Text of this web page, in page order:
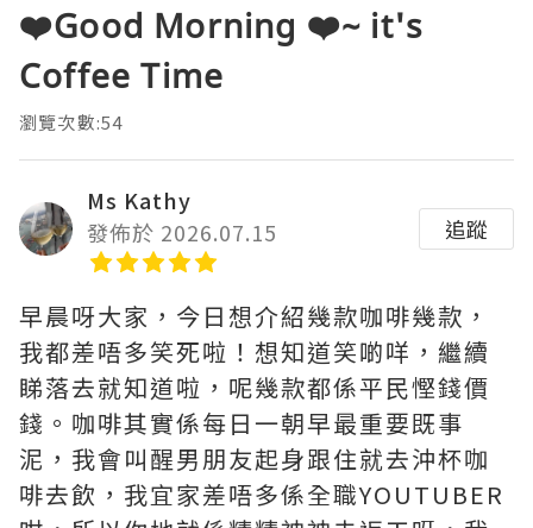
❤️Good Morning ❤️~ it's
Coffee Time
瀏覽次數:54
Ms Kathy
發佈於 2026.07.15
追蹤
早晨呀大家，今日想介紹幾款咖啡幾款，
我都差唔多笑死啦！想知道笑啲咩，繼續
睇落去就知道啦，呢幾款都係平民慳錢價
錢。咖啡其實係每日一朝早最重要既事
泥，我會叫醒男朋友起身跟住就去沖杯咖
啡去飲，我宜家差唔多係全職YOUTUBER